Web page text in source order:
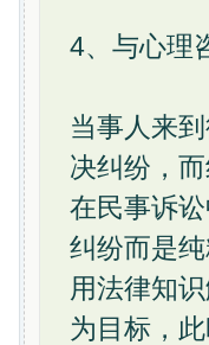
4、与心理
当事人来
决纠纷，
在民事诉
纠纷而是
用法律知
为目标，